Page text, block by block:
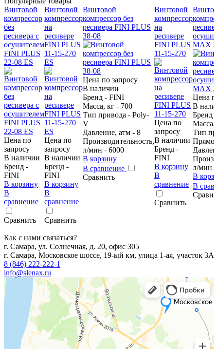
Винтовой
компрессор
без
ресивера с
осушителем
FINI PLUS
22-08 ES
Цена по
запросу
В наличии
Бренд -
FINI
В корзину
В
сравнение
Сравнить
Винтовой
компрессор
на
ресивере
FINI PLUS
11-15-270
ES
Цена по
запросу
В наличии
Бренд -
FINI
В корзину
В
сравнение
Сравнить
Винтовой
компрессор без
ресивера FINI PLUS
38-08
Цена по запросу
В наличии
Бренд - FINI
Масса, кг - 700
Тип привода - Poly-
V
Давление, атм - 8
Производительность,
л/мин - 6000
В корзину
В сравнение
Сравнить
Винтовой
компрессор
на
ресивере
FINI PLUS
11-15-270
Цена по
запросу
В наличии
Бренд -
FINI
В корзину
В
сравнение
Сравнить
MAX
Цена
В
Бренд
Масса,
Тип
л/мин -
В
В
Как с нами связаться?
г. Самара, ул. Солнечная, д. 20, офис 305
г. Самара, Московское шоссе, 19-ый км, улица 1-ая, участок 3А
8 (846) 222-222-1
info@slenax.ru